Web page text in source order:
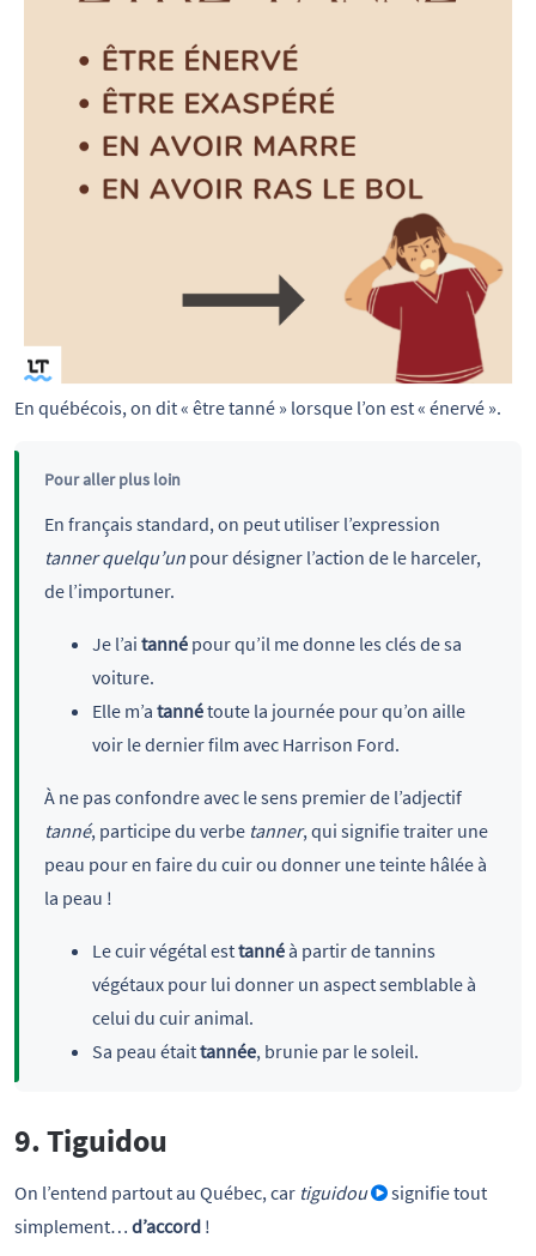
En québécois, on dit « être tanné » lorsque l’on est « énervé ».
Pour aller plus loin
En français standard, on peut utiliser l’expression
tanner quelqu’unpour désigner l’action de le harceler,
de l’importuner.
Je l’ai tannépour qu’il me donne les clés de sa
voiture.
Elle m’a tannétoute la journée pour qu’on aille
voir le dernier film avec Harrison Ford.
À ne pas confondre avec le sens premier de l’adjectif
tanné, participe du verbe tanner, qui signifie traiter une
peau pour en faire du cuir ou donner une teinte hâlée à
la peau !
Le cuir végétal esttannéà partir de tannins
végétaux pour lui donner un aspect semblable à
celui du cuir animal.
Sa peau étaittannée, brunie par le soleil.
9. Tiguidou
On l’entend partout au Québec, car tiguidou
signifie tout
simplement… d’accord !